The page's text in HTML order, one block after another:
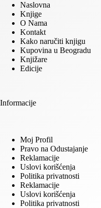
Naslovna
Knjige
O Nama
Kontakt
Kako naručiti knjigu
Kupovina u Beogradu
Knjižare
Edicije
Informacije
Moj Profil
Pravo na Odustajanje
Reklamacije
Uslovi korišćenja
Politika privatnosti
Reklamacije
Uslovi korišćenja
Politika privatnosti